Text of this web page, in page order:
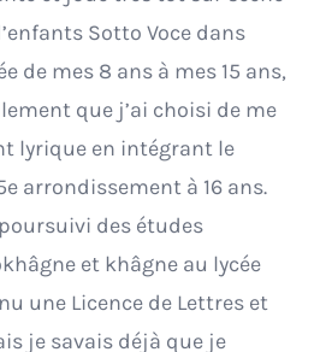
Sotto Voce dans
de mes 8 ans à mes 15 ans,
que j’ai choisi de me
lyrique en intégrant le
arrondissement à 16 ans.
des études
et khâgne au lycée
une Licence de Lettres et
je savais déjà que je